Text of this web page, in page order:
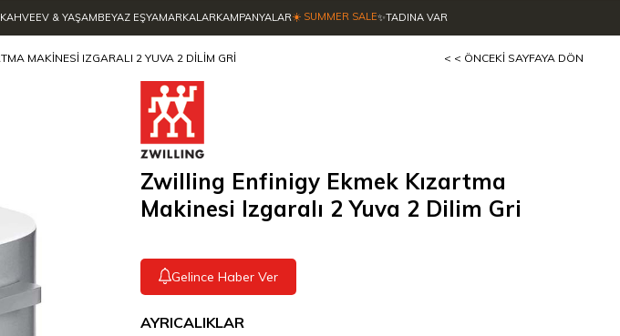
KAHVEEV & YAŞAMBEYAZ EŞYAMARKALARKAMPANYALAR☀️ SUMMER SALE✨TADINA VAR
MAKINESI IZGARALI 2 YUVA 2 DILIM GRI < < ÖNCEKI SAYFAYA DÖN
Zwilling Enfinigy Ekmek Kızartma
Makinesi Izgaralı 2 Yuva 2 Dilim Gri
Gelince Haber Ver
AYRICALIKLAR